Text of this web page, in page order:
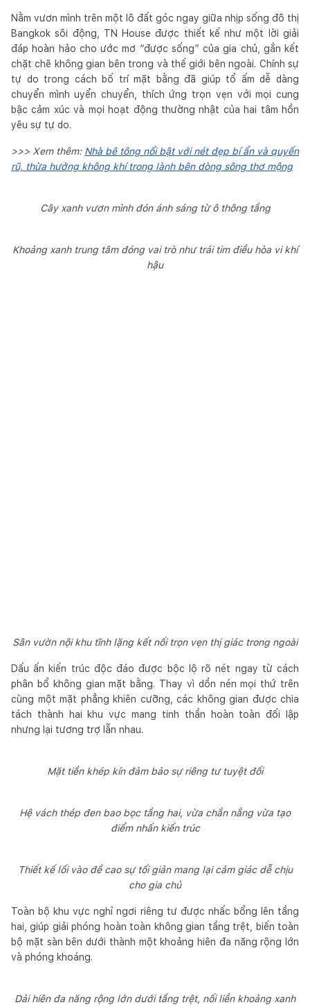
Nằm vươn mình trên một lô đất góc ngay giữa nhịp sống đô thị
Bangkok sôi động, TN House được thiết kế như một lời giải
đáp hoàn hảo cho ước mơ “được sống” của gia chủ, gắn kết
chặt chẽ không gian bên trong và thế giới bên ngoài. Chính sự
tự do trong cách bố trí mặt bằng đã giúp tổ ấm dễ dàng
chuyển mình uyển chuyển, thích ứng trọn vẹn với mọi cung
bậc cảm xúc và mọi hoạt động thường nhật của hai tâm hồn
yêu sự tự do.
>>> Xem thêm: Nhà bê tông nổi bật với nét đẹp bí ẩn và quyến
rũ, thừa hưởng không khí trong lành bên dòng sông thơ mộng
Cây xanh vươn mình đón ánh sáng từ ô thông tầng
Khoảng xanh trung tâm đóng vai trò như trái tim điều hòa vi khí
hậu
Sân vườn nội khu tĩnh lặng kết nối trọn vẹn thị giác trong ngoài
Dấu ấn kiến trúc độc đáo được bộc lộ rõ nét ngay từ cách
phân bổ không gian mặt bằng. Thay vì dồn nén mọi thứ trên
cùng một mặt phẳng khiên cưỡng, các không gian được chia
tách thành hai khu vực mang tinh thần hoàn toàn đối lập
nhưng lại tương trợ lẫn nhau.
Mặt tiền khép kín đảm bảo sự riêng tư tuyệt đối
Hệ vách thép đen bao bọc tầng hai, vừa chắn nắng vừa tạo
điểm nhấn kiến trúc
Thiết kế lối vào đề cao sự tối giản mang lại cảm giác dễ chịu
cho gia chủ
Toàn bộ khu vực nghỉ ngơi riêng tư được nhấc bổng lên tầng
hai, giúp giải phóng hoàn toàn không gian tầng trệt, biến toàn
bộ mặt sàn bên dưới thành một khoảng hiên đa năng rộng lớn
và phóng khoáng.
Dải hiên đa năng rộng lớn dưới tầng trệt, nối liền khoảng xanh